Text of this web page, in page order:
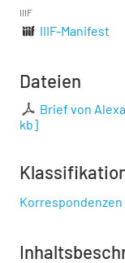
IIIF
IIIF-Manifest
Dateien
Brief von
kb]
Korrespondenzen